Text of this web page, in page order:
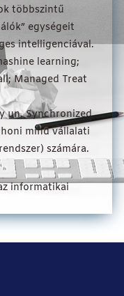
többszintű
egységeit
intelligenciával.
learning;
Managed Treat
un. Synchronized
mind vállalati
számára.
informatikai